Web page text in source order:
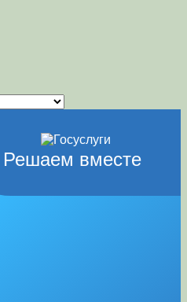
Решаем вместе